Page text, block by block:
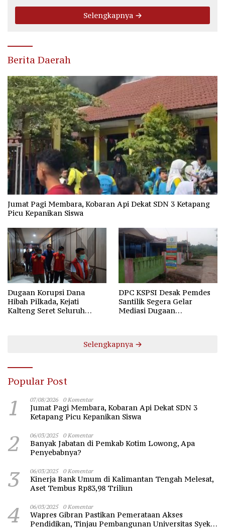
Selengkapnya
Berita Daerah
Jumat Pagi Membara, Kobaran Api Dekat SDN 3 Ketapang
Picu Kepanikan Siswa
Dugaan Korupsi Dana
Hibah Pilkada, Kejati
Kalteng Seret Seluruh
DPC KSPSI Desak Pemdes
Santilik Segera Gelar
Mediasi Dugaan
Selengkapnya
Popular Post
1 07/08/2026 0 Komentar
Jumat Pagi Membara, Kobaran Api Dekat SDN 3
Ketapang Picu Kepanikan Siswa
2 06/03/2025 0 Komentar
Banyak Jabatan di Pemkab Kotim Lowong, Apa
Penyebabnya?
3 06/03/2025 0 Komentar
Kinerja Bank Umum di Kalimantan Tengah Melesat,
Aset Tembus Rp83,98 Triliun
4 06/03/2025 0 Komentar
Wapres Gibran Pastikan Pemerataan Akses
Pendidikan, Tinjau Pembangunan Universitas Syekh